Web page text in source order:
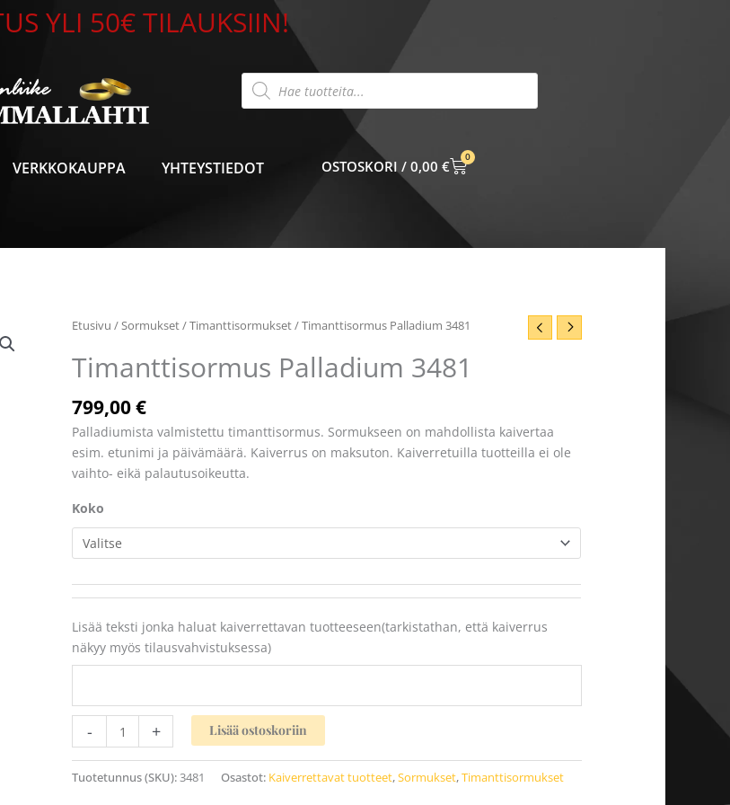
YLI 50€ TILAUKSIIN!
Products
search
VERKKOKAUPPA YHTEYSTIEDOT 0,00 €
0
CART
Etusivu /Sormukset/Timanttisormukset/ Timanttisormus Palladium 3481
Timanttisormus Palladium 3481
799,00€
Palladiumista valmistettu timanttisormus. Sormukseen on mahdollista kaivertaa
esim. etunimi ja päivämäärä. Kaiverrus on maksuton. Kaiverretuilla tuotteilla ei ole
vaihto- eikä palautusoikeutta.
Koko
Lisää teksti jonka haluat kaiverrettavan tuotteeseen(tarkistathan, että kaiverrus
näkyy myös tilausvahvistuksessa)
-
Timanttisormus
3481
+ Lisää ostoskoriin
Tuotetunnus (SKU):3481 Osastot: Kaiverrettavat tuotteet,Sormukset,Timanttisormukset